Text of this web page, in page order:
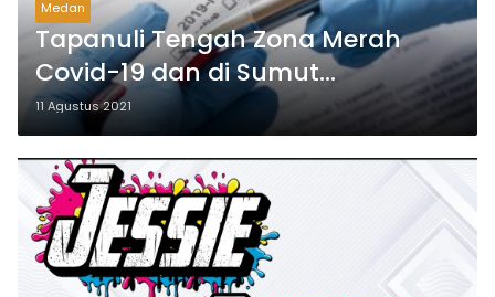
Medan
Tapanuli Tengah Zona Merah
Covid-19 dan di Sumut
Bertambah Jadi Delapan Daerah
11 Agustus 2021